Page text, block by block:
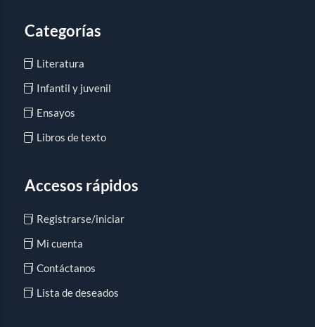
Categorías
Literatura
Infantil y juvenil
Ensayos
Libros de texto
Accesos rápidos
Registrarse/iniciar
Mi cuenta
Contáctanos
Lista de deseados